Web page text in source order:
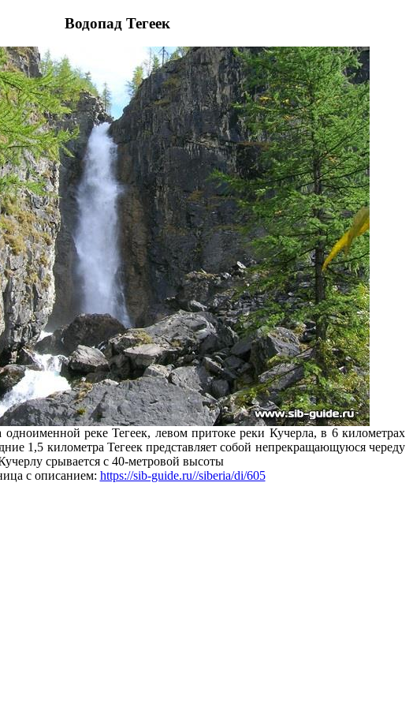
Водопад Тегеек
реке Тегеек, левом притоке реки Кучерла, в 6 километрах
1,5 километра Тегеек представляет собой непрекращающуюся череду
срывается с 40-метровой высоты
с описанием: https://sib-guide.ru//siberia/di/605